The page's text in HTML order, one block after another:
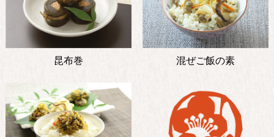
昆布巻 混ぜご飯の素